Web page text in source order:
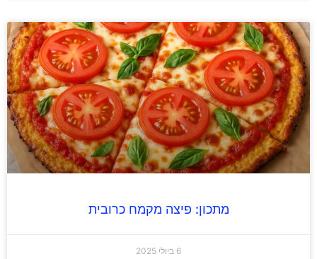
מתכון: פיצה מקמח כרובית